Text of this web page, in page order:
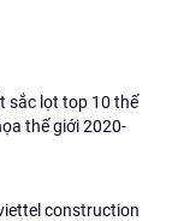
sắc lọt top 10 thế
thế giới 2020-
construction